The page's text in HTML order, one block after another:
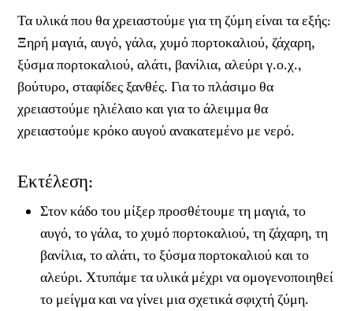
Τα υλικά που θα χρειαστούμε για τη ζύμη είναι τα εξής:
Ξηρή μαγιά, αυγό, γάλα, χυμό πορτοκαλιού, ζάχαρη,
ξύσμα πορτοκαλιού, αλάτι, βανίλια, αλεύρι γ.ο.χ.,
βούτυρο, σταφίδες ξανθές. Για το πλάσιμο θα
χρειαστούμε ηλιέλαιο και για το άλειμμα θα
χρειαστούμε κρόκο αυγού ανακατεμένο με νερό.
Εκτέλεση:
Στον κάδο του μίξερ προσθέτουμε τη μαγιά, το
αυγό, το γάλα, το χυμό πορτοκαλιού, τη ζάχαρη, τη
βανίλια, το αλάτι, το ξύσμα πορτοκαλιού και το
αλεύρι. Χτυπάμε τα υλικά μέχρι να ομογενοποιηθεί
το μείγμα και να γίνει μια σχετικά σφιχτή ζύμη.